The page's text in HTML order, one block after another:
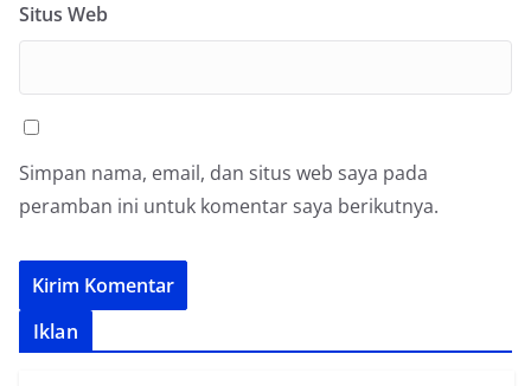
Situs Web
Simpan nama, email, dan situs web saya pada
peramban ini untuk komentar saya berikutnya.
Iklan